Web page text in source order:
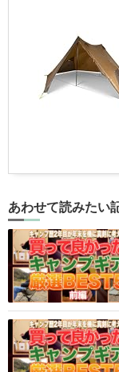
あわせて読みたい